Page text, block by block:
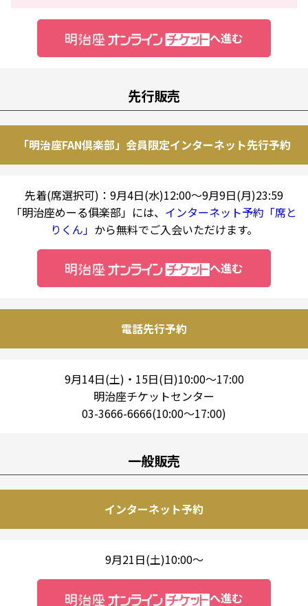
へ進む
先行販売
「明治座FAN倶楽部」会員限定インターネット先行予約
先着(席選択可)：9月4日(水)12:00～9月9日(月)23:59
「明治座めーる俱楽部」には、 インターネット予約「席と
りくん」 から無料でご入会いただけます。
へ進む
電話先行予約
9月14日(土)・15日(日)10:00～17:00
明治座チケットセンター
03-3666-6666(10:00～17:00)
一般販売
インターネット予約
9月21日(土)10:00～
へ進む